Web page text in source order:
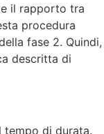
il rapporto tra
procedura
fase 2. Quindi,
descritta di
tempo di durata.